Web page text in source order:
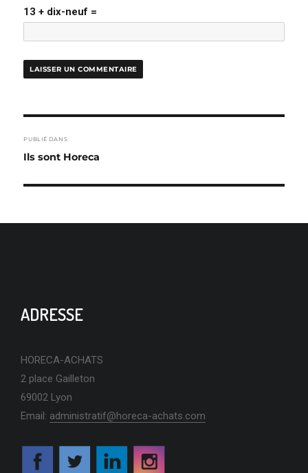
13 + dix-neuf =
DE
PUBLIÉ DANS
Ils sont Horeca
ADRESSE
HORECA-ACHATS
2 place Gailleton
69002 Lyon
Email: administratif@horeca-achats.com